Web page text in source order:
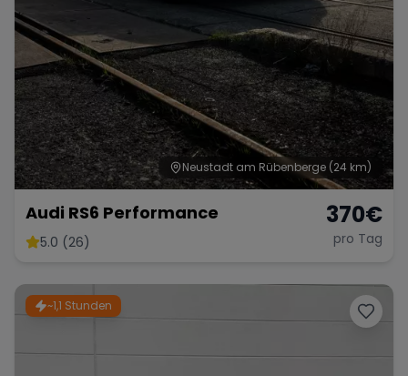
Neustadt am Rübenberge (24 km)
Audi RS6 Performance
5.0 (26)
370€
pro Tag
~1,1 Stunden